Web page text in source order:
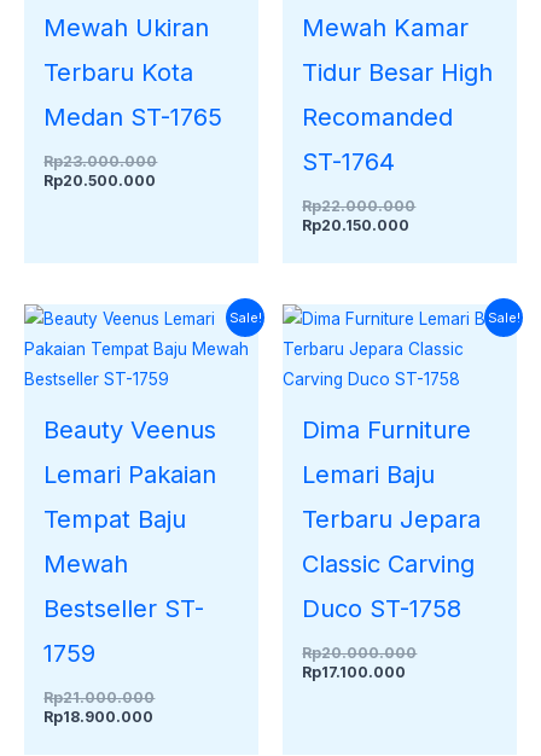
Mewah Ukiran
Terbaru Kota
Medan ST-1765
Rp23.000.000
Rp20.500.000
Mewah Kamar
Tidur Besar High
Recomanded
ST-1764
Rp22.000.000
Rp20.150.000
Sale!
Beauty Veenus
Lemari Pakaian
Tempat Baju
Mewah
Bestseller ST-
1759
Rp21.000.000
Harga
adalah:
Rp21.000.000.
Rp18.900.000
Harga
ini
adalah:
Rp18.900.000.
Sale!
Dima Furniture
Lemari Baju
Terbaru Jepara
Classic Carving
Duco ST-1758
Rp20.000.000
Harga
adalah:
Rp20.000.000.
Rp17.100.000
Harga
ini
adalah:
Rp17.100.000.